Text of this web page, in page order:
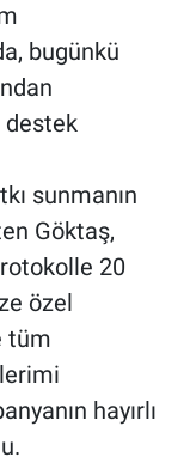
bugünkü
destek
sunmanın
Göktaş,
20
özel
tüm
hayırlı